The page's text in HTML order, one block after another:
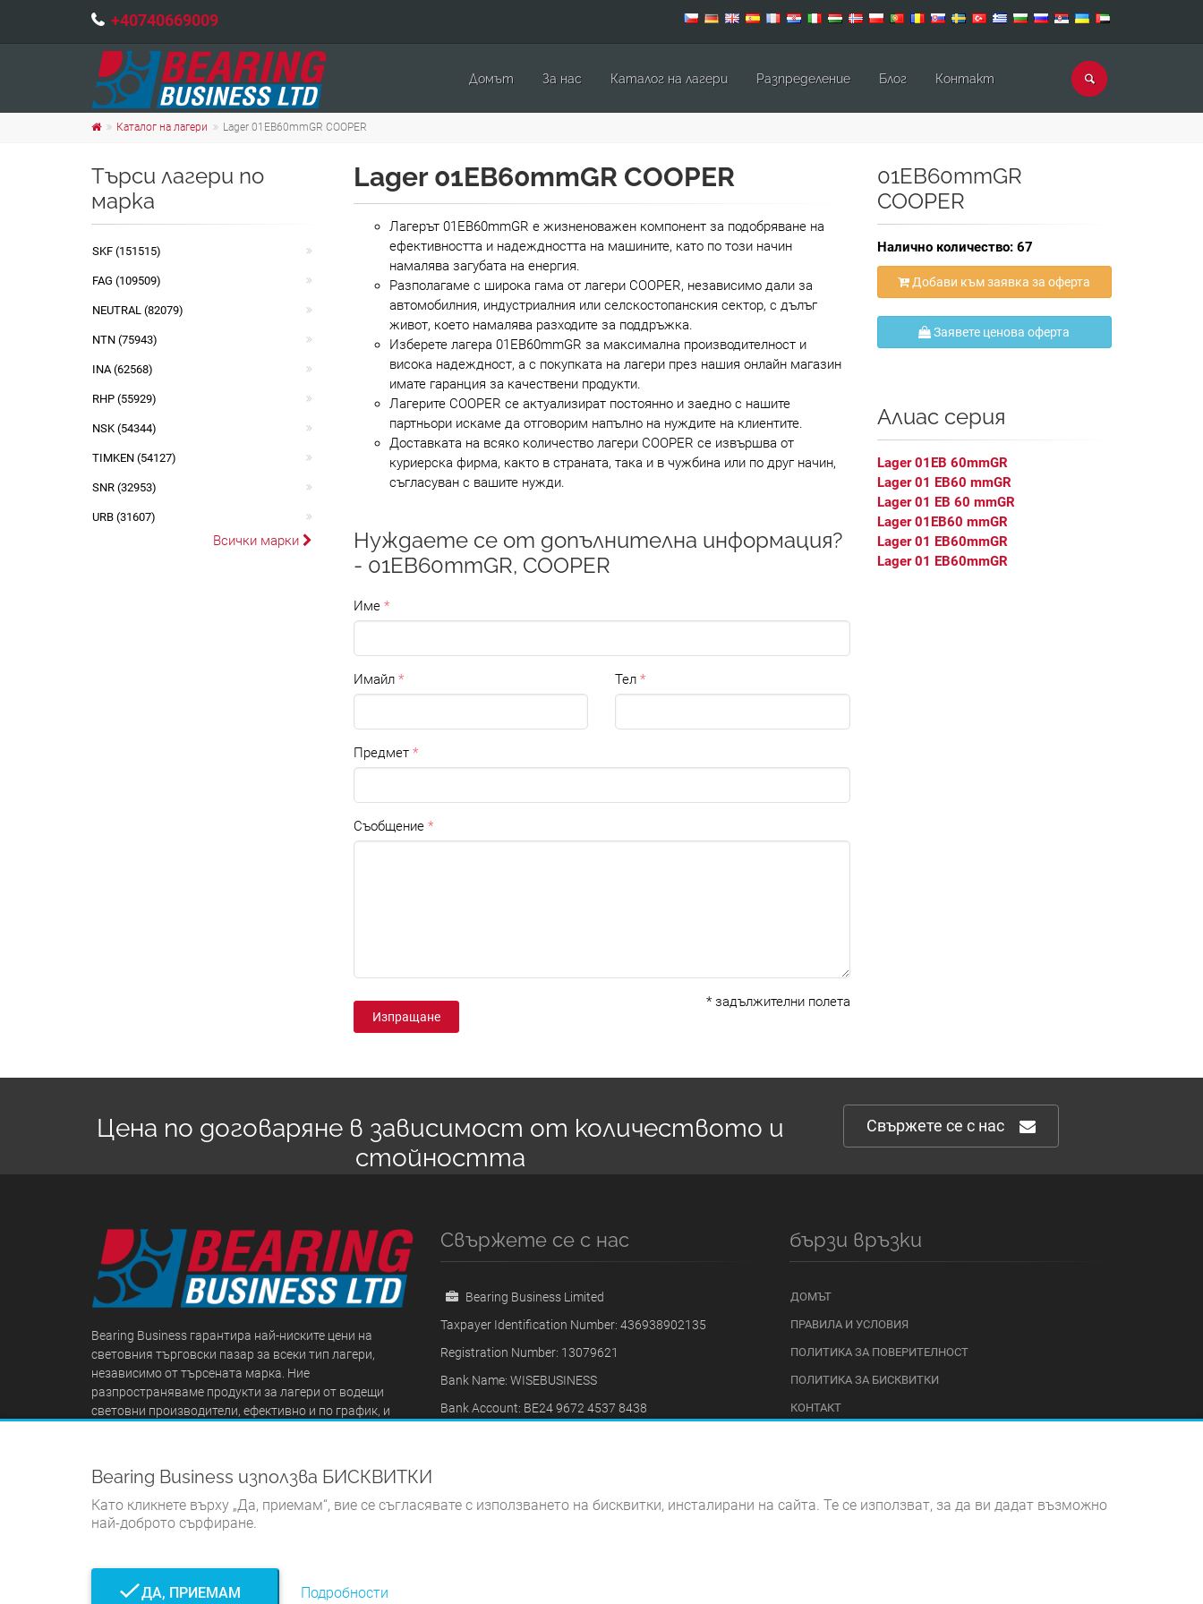
+40740669009
Домът За нас Каталог на лагери Pазпределение Блог Контакт
Каталог на лагери Lager 01EB60mmGR COOPER
01EB60mmGR
COOPER
Налично количество: 67
Добави към заявка за оферта
Заявете ценова оферта
Алиас серия
Lager 01EB 60mmGR
Lager 01 EB60 mmGR
Lager 01 EB 60 mmGR
Lager 01EB60 mmGR
Lager 01 EB60mmGR
Lager 01 EB60mmGR
Lager 01EB60mmGR COOPER
Лагерът 01EB60mmGR е жизненоважен компонент за подобряване на
ефективността и надеждността на машините, като по този начин
намалява загубата на енергия.
Разполагаме с широка гама от лагери COOPER, независимо дали за
автомобилния, индустриалния или селскостопанския сектор, с дълъг
живот, което намалява разходите за поддръжка.
Изберете лагера 01EB60mmGR за максимална производителност и
висока надеждност, а с покупката на лагери през нашия онлайн магазин
имате гаранция за качествени продукти.
Лагерите COOPER се актуализират постоянно и заедно с нашите
партньори искаме да отговорим напълно на нуждите на клиентите.
Доставката на всяко количество лагери COOPER се извършва от
куриерска фирма, както в страната, така и в чужбина или по друг начин,
съгласуван с вашите нужди.
Нуждаете се от допълнителна информация?
- 01EB60mmGR, COOPER
Име
Имайл Тел
Предмет
Съобщение
*задължителни полета
Изпращане
Търси лагери по
марка
SKF (151515)
FAG (109509)
NEUTRAL (82079)
NTN (75943)
INA (62568)
RHP (55929)
NSK (54344)
TIMKEN (54127)
SNR (32953)
URB (31607)
Всички марки
Цена по договаряне в зависимост от количеството и
стойността
Свържете се с нас
Bearing Business гарантира най-ниските цени на
световния търговски пазар за всеки тип лагери,
независимо от търсената марка. Ние
разпространяваме продукти за лагери от водещи
световни производители, ефективно и по график, и
Свържете се с нас
Bearing Business Limited
Taxpayer Identification Number: 436938902135
Registration Number: 13079621
Bank Name: WISEBUSINESS
Bank Account: BE24 9672 4537 8438
бързи връзки
ДОМЪТ
ПРАВИЛА И УСЛОВИЯ
ПОЛИТИКА ЗА ПОВЕРИТЕЛНОСТ
ПОЛИТИКА ЗА БИСКВИТКИ
КОНТАКТ
Bearing Business използва БИСКВИТКИ
Като кликнете върху „Да, приемам“, вие се съгласявате с използването на бисквитки, инсталирани на сайта. Те се използват, за да ви дадат възможно
най-доброто сърфиране.
ДА, ПРИЕМАМ Подробности